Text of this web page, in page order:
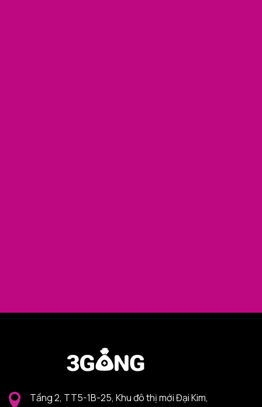
Tầng 2, TT5-1B-25, Khu đô thị mới Đại Kim,